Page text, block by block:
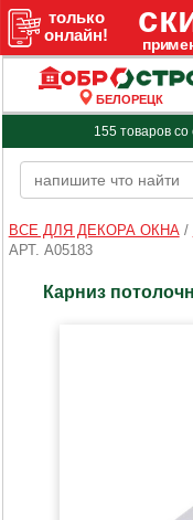
БЕЛОРЕЦК
155 товаров
ВСЕ ДЛЯ ДЕКОРА ОКНА/
АРТ. A05183
Карниз